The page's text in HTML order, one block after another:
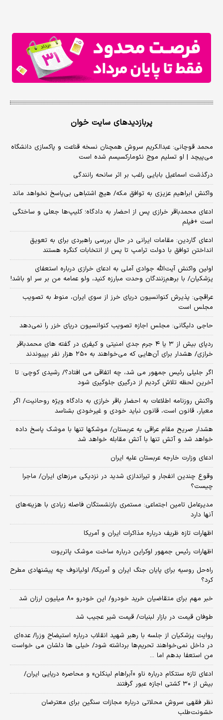
پربازدیدهای سایت خوان
محمد قوچانی: عبدالکریم سروش همچنان نسخه قناعت و پاکسازی دانشگاه
می‌پیچد | او تسلیم موج نئومارکسیسم شده است
درگذشت اسماعیل بابایی راغب بر اثر سانحه رانندگی
واکنش ابراهیم عزیزی به توافق مکه/ هیچ اشتباهی بی‌پاسخ نخواهد ماند
ادعای محمدباقر خرازی پس از احضار به دادگاه؛ کلیپ‌ها جعلی و ساختگی
است +فیلم
ادعای گاردین: مقامات ایرانی در حال بررسی راهبردی برای به تعویق
انداختن توافق با دولت ترامپ تا پس از انتخابات کنگره هستند
اولین واکنش آیت‌الله جوادی آملی به ادعای خرازی درباره استعفای
پزشکیان/ با برهم‌زنندگان وحدت مبارزه کنید، ولو عمامه من بر سر او باشد!
عراقچی: پذیرش کنوانسیون دریای خرز از سوی ایران، منوط به تصویب
مجلس است
حاجی دلیگانی: مجلس اجازه تصویب کنوانسیون دریای خزر را نمی‌دهد
ردپای بیش از ۳ یا ۴ جرم جدی امنیتی و کیفری در گفته های محمدباقر
خرازی/ هشدار برای آن‌هایی که می‌خواهند به ۲۵۰ هزار نفر بپیوندند
اگر جلیلی رئیس جمهور می شد، چه اتفاقی می افتاد؟/ رشیدی کوچی: تا
آخرین لحظه تلاش کردیم از درگیری جلوگیری شود
واکنش روزنامه اطلاعات به احضار باقر خرازی به دادگاه ویژه روحانیت/ اگر
معیار، قانون است، قانون نباید خودی و غیرخودی بشناسد
هشدار صریح مقام عراقی به عربستان/ موشکها تنها با موشک پاسخ داده
خواهد شد و آتش تنها با آتش مقابله خواهد شد
ادعای وزارت خارجه عربستان علیه ایران
وقوع چندین انفجار و تیراندازی شدید در نزدیکی مرز‌های ایران/ ماجرا
چیست؟
مدیرعامل تامین اجتماعی: مستمری بازنشستگان فاصله زیادی با هزینه‌های
آنها دارد
اظهارات تازه ظریف درباره مذاکرات ایران و آمریکا
اظهارات رئیس جمهور اوکراین درباره ساخت موشک پاتریوت
راه‌حل روسیه برای پایان جنگ ایران و آمریکا/ اولیانوف چه پیشنهادی مطرح
کرد؟
خبر مهم برای متقاضیان خرید خودرو/ این خودرو ۸۰ میلیون ارزان شد
طوفان قیمت در بازار لبنیات/ قیمت شیر عجیب شد
روایت پزشکیان از جلسه با رهبر شهید انقلاب درباره استیضاح وزرا/ عده‌ای
در داخل نمی‌خواهند تحریم‌ها برداشته شود/ خیلی ها دلشان می خواست
من استعفا بدهم اما ...
ادعای تازه سنتکام درباره ناو «آبراهام لینکلن» و محاصره دریایی ایران/
بیش از ۳۰ کشتی اجازه عبور گرفتند
نظر فقهی سروش محلاتی درباره مجازات سنگین برای معترضان
خشونت‌طلب